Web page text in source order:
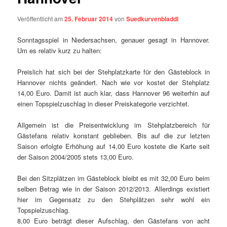
Veröffentlicht am25. Februar 2014vonSuedkurvenbladdl
Sonntagsspiel in Niedersachsen, genauer gesagt in Hannover.
Um es relativ kurz zu halten:
Preislich hat sich bei der Stehplatzkarte für den Gästeblock in
Hannover nichts geändert. Nach wie vor kostet der Stehplatz
14,00 Euro. Damit ist auch klar, dass Hannover 96 weiterhin auf
einen Topspielzuschlag in dieser Preiskategorie verzichtet.
Allgemein ist die Preisentwicklung im Stehplatzbereich für
Gästefans relativ konstant geblieben. Bis auf die zur letzten
Saison erfolgte Erhöhung auf 14,00 Euro kostete die Karte seit
der Saison 2004/2005 stets 13,00 Euro.
Bei den Sitzplätzen im Gästeblock bleibt es mit 32,00 Euro beim
selben Betrag wie in der Saison 2012/2013. Allerdings existiert
hier im Gegensatz zu den Stehplätzen sehr wohl ein
Topspielzuschlag.
8,00 Euro beträgt dieser Aufschlag, den Gästefans von acht